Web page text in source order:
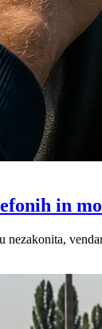
in
nezakonita,